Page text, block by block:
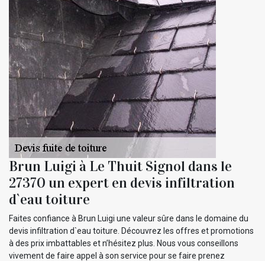
Brun Luigi à Le Thuit Signol dans le
27370 un expert en devis infiltration
d`eau toiture
Faites confiance à Brun Luigi une valeur sûre dans le domaine du
devis infiltration d`eau toiture. Découvrez les offres et promotions
à des prix imbattables et n’hésitez plus. Nous vous conseillons
vivement de faire appel à son service pour se faire prenez